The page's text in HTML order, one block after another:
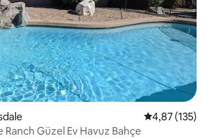
5 üzerinden
4,87 (135)
Ranch Güzel Ev Havuz Bahçe